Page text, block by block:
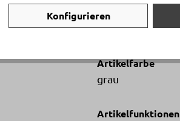
Artikelfarbe
grau
Artikelfunktionen
Konfigurieren